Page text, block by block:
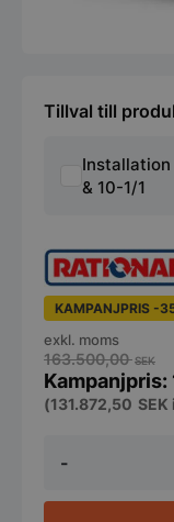
Tillval till
Installation
& 10-1/1
-
iCombi
10-
KAMPANJPRIS -
163.500,00SEK
exkl. moms
(131.872,50 SEK